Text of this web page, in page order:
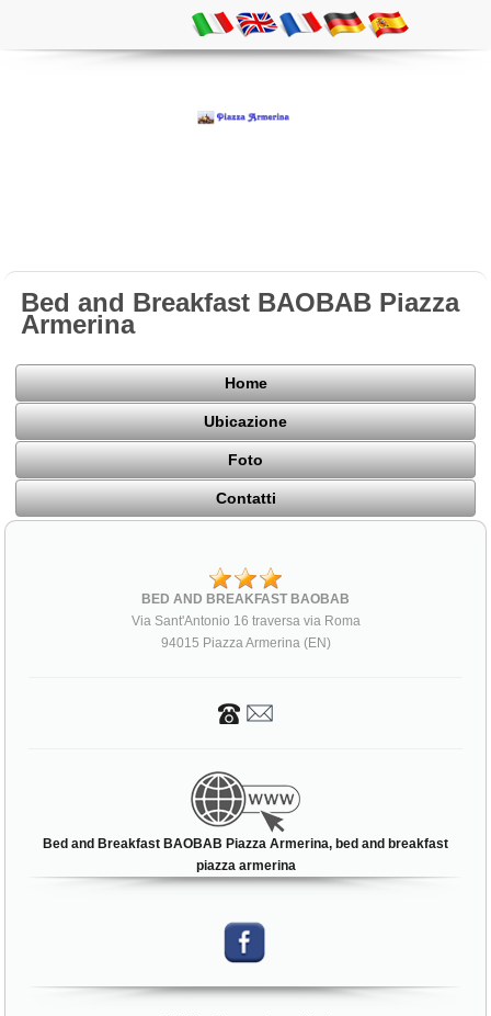
Bed and Breakfast BAOBAB Piazza
Armerina
Home
Ubicazione
Foto
Contatti
BED AND BREAKFAST BAOBAB
Via Sant'Antonio 16 traversa via Roma
94015 Piazza Armerina (EN)
Bed and Breakfast BAOBAB Piazza Armerina, bed and breakfast
piazza armerina